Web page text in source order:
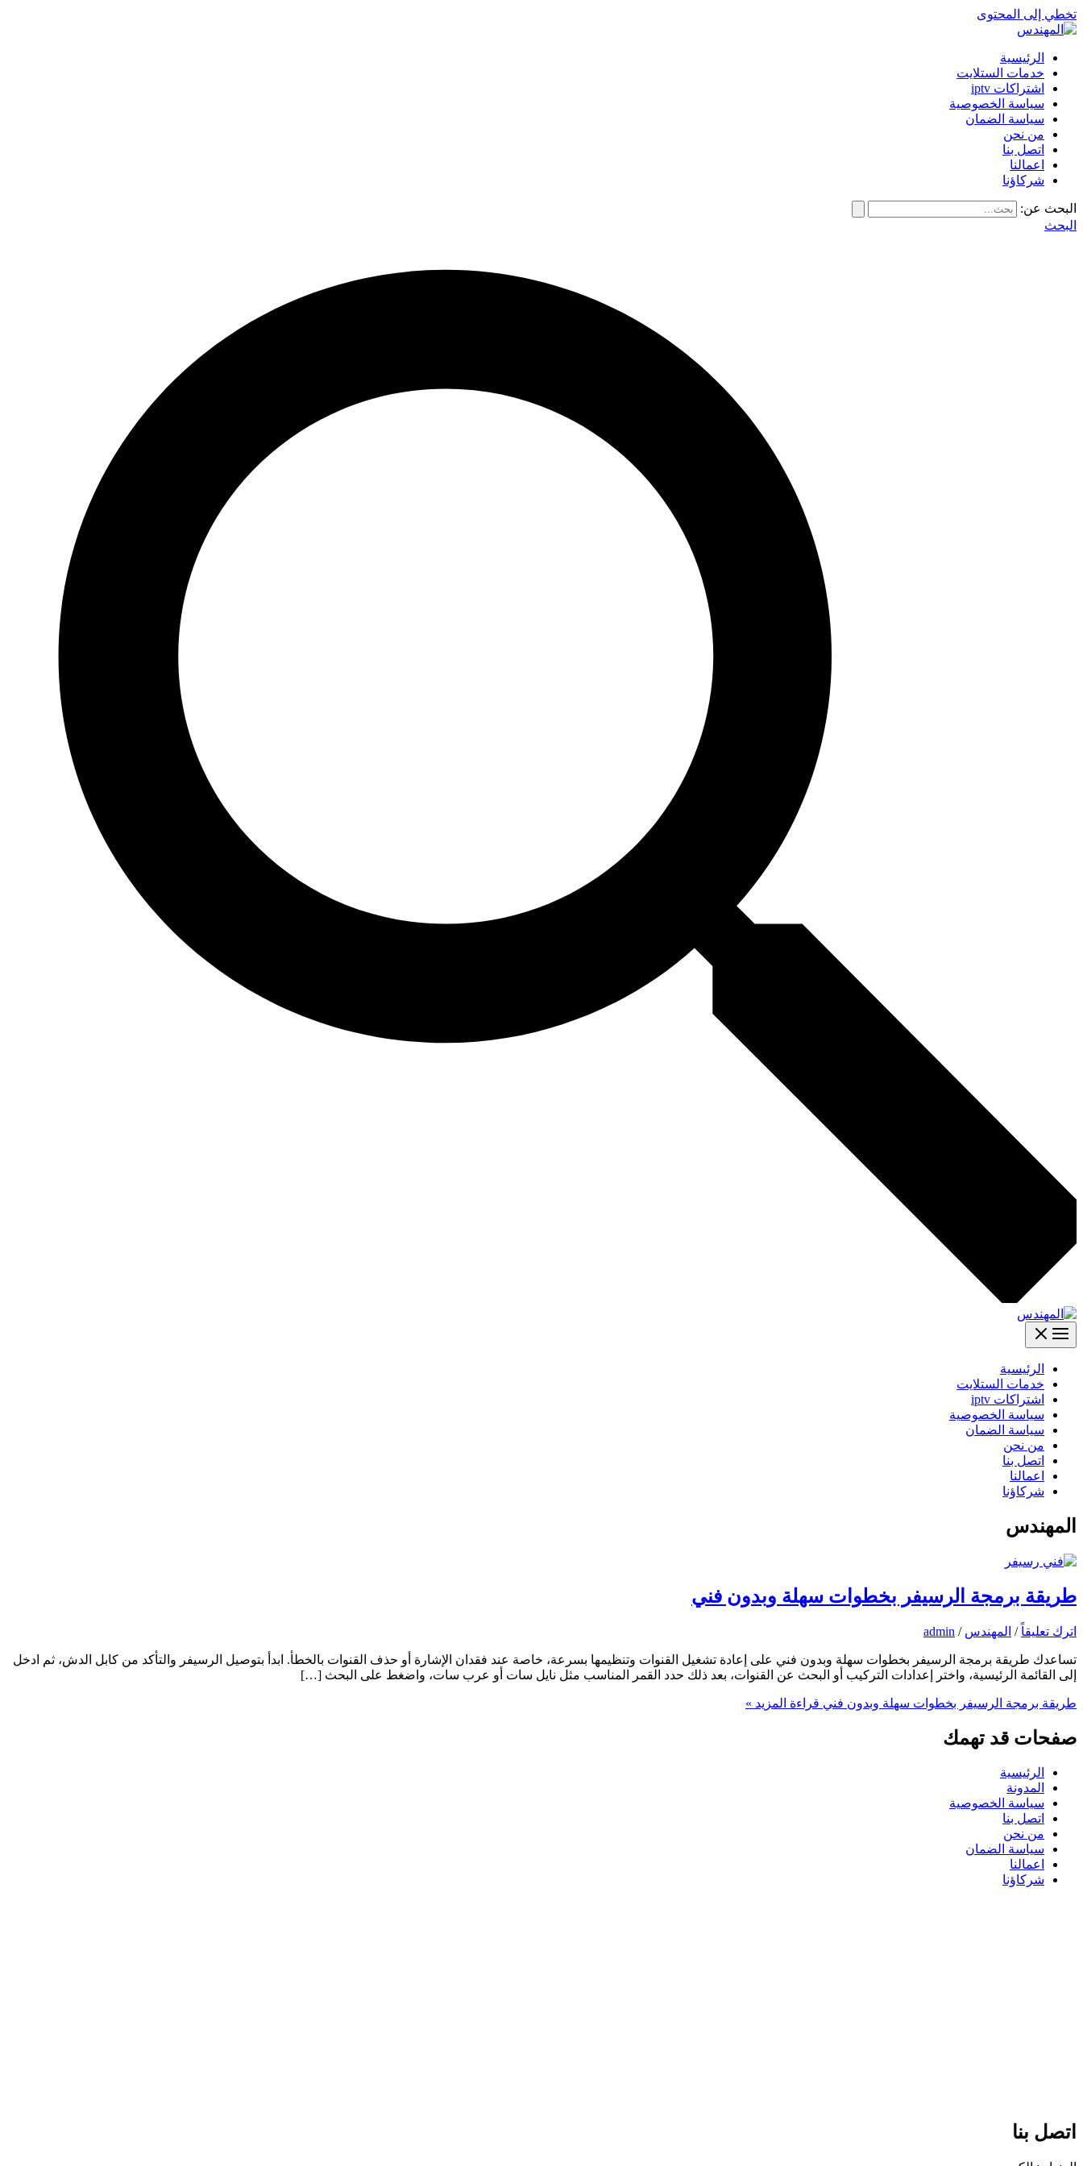
تخطي إلى المحتوى
الرئيسية
خدمات الستلايت
اشتراكات iptv
سياسة الخصوصية
سياسة الضمان
من نحن
اتصل بنا
اعمالنا
شركاؤنا
البحث عن:
البحث
الرئيسية
خدمات الستلايت
اشتراكات iptv
سياسة الخصوصية
سياسة الضمان
من نحن
اتصل بنا
اعمالنا
شركاؤنا
المهندس
طريقة برمجة الرسيفر بخطوات سهلة وبدون فني
اترك تعليقاً / المهندس /
admin
تساعدك طريقة برمجة الرسيفر بخطوات سهلة وبدون فني على إعادة تشغيل القنوات وتنظيمها بسرعة، خاصة عند فقدان الإشارة أو حذف القنوات بالخطأ. ابدأ بتوصيل الرسيفر والتأكد من كابل الدش، ثم ادخل
إلى القائمة الرئيسية، واختر إعدادات التركيب أو البحث عن القنوات، بعد ذلك حدد القمر المناسب مثل نايل سات أو عرب سات، واضغط على البحث […]
طريقة برمجة الرسيفر بخطوات سهلة وبدون فني قراءة المزيد »
صفحات قد تهمك
الرئيسية
المدونة
سياسة الخصوصية
اتصل بنا
من نحن
سياسة الضمان
اعمالنا
شركاؤنا
اتصل بنا